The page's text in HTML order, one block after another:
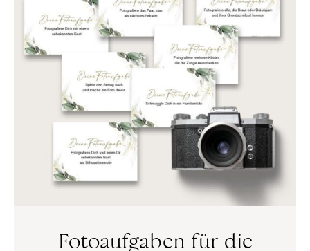
Fotoaufgaben für die